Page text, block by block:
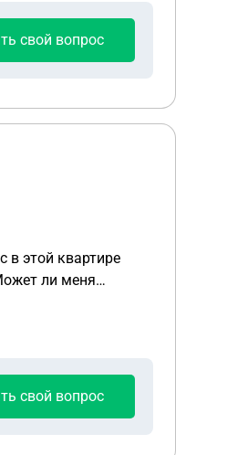
свой вопрос
в этой квартире
ли меня
свой вопрос